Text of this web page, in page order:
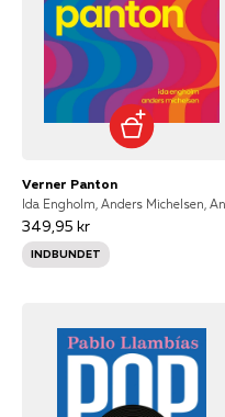
Verner Panton
349,95 kr
INDBUNDET